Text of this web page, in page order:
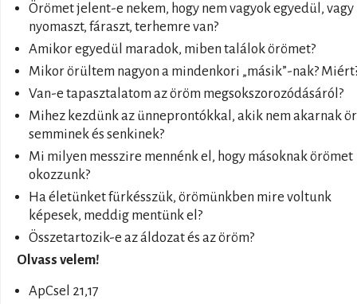
Örömet jelent-e nekem, hogy nem vagyok egyedül, vagy
nyomaszt, fáraszt, terhemre van?
Amikor egyedül maradok, miben találok örömet?
Mikor örültem nagyon a mindenkori „másik”-nak?
Van-e tapasztalatom az öröm megsokszorozódásáról?
Mihez kezdünk az ünneprontókkal, akik nem akarnak
semminek és senkinek?
Mi milyen messzire mennénk el, hogy másoknak örömet
okozzunk?
Ha életünket fürkésszük, örömünkben mire voltunk
képesek, meddig mentünk el?
Összetartozik-e az áldozat és az öröm?
Olvass velem!
ApCsel 21,17